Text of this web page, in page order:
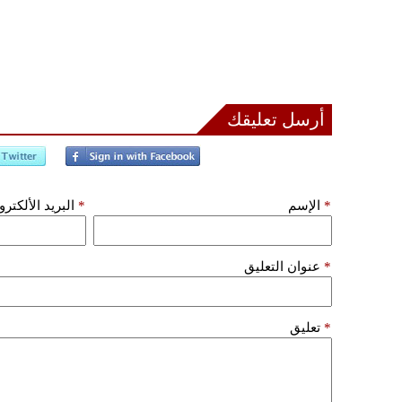
أرسل تعليقك
الإسم * البريد *
عنوان التعليق *
تعليق *